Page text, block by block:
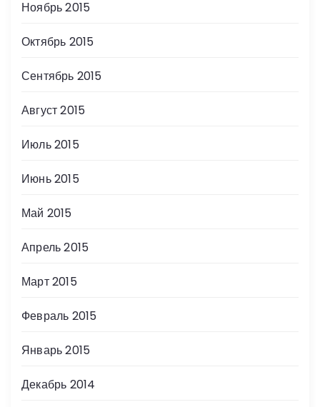
Ноябрь 2015
Октябрь 2015
Сентябрь 2015
Август 2015
Июль 2015
Июнь 2015
Май 2015
Апрель 2015
Март 2015
Февраль 2015
Январь 2015
Декабрь 2014